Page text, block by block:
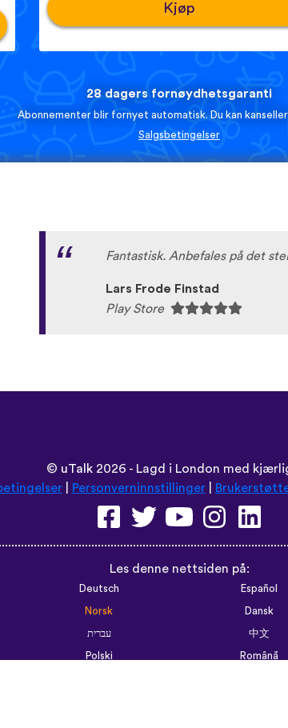
Kjøp
28 dagers fornøydhetsgaranti
Abonnementer blir fornyet automatisk. Du kan
Salgsbetingelser
Fantastisk. Anbefales på det
Lars Frode Finstad
Play Store
© uTalk2026 - Lagd i London med
| Personverninnstillinger|
Les denne nettsiden på:
Deutsch Español
Norsk
Dansk
עברית
中文
Polski
Română